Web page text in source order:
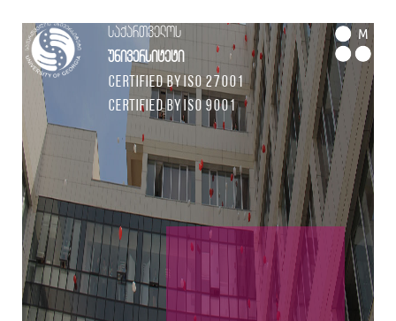
საქართველოს
უნივერსიტეტი
Certified by ISO 27001
Certified by ISO 9001
M